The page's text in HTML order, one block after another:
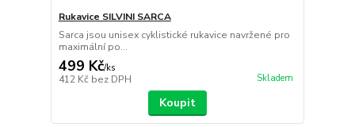
Rukavice SILVINI SARCA
Sarca jsou unisex cyklistické rukavice navržené pro
maximální po...
499 Kč/ks
412 Kč bez DPH Skladem
Koupit